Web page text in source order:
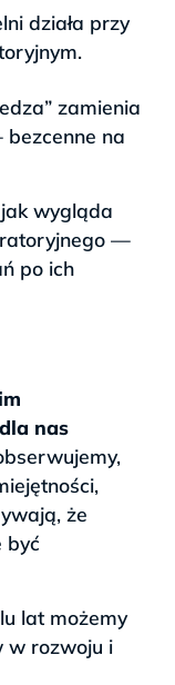
działa przy
zamienia
na
wygląda
—
po ich
nas
że
być
lat możemy
w rozwoju i